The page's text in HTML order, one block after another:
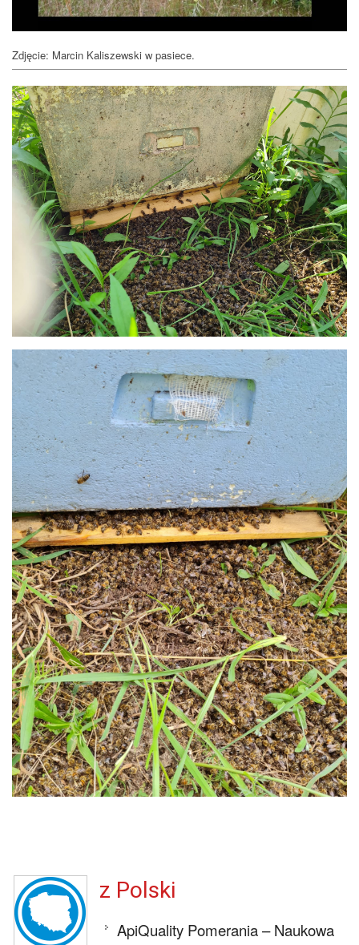
Zdjęcie: Marcin Kaliszewski w pasiece.
z Polski
ApiQuality Pomerania – Naukowa